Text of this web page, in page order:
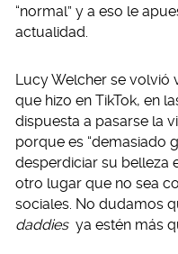
“normal” y a eso le
actualidad.
Lucy Welcher se volvió
que hizo en TikTok, en
dispuesta a pasarse la
porque es “demasiado
desperdiciar su belleza
otro lugar que no sea
sociales. No dudamos
daddies ya estén más